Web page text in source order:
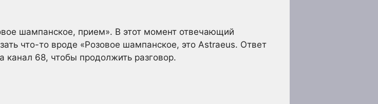
шампанское, прием». В этот момент отвечающий
что-то вроде «Розовое шампанское, это Astraeus. Ответ
канал 68, чтобы продолжить разговор.